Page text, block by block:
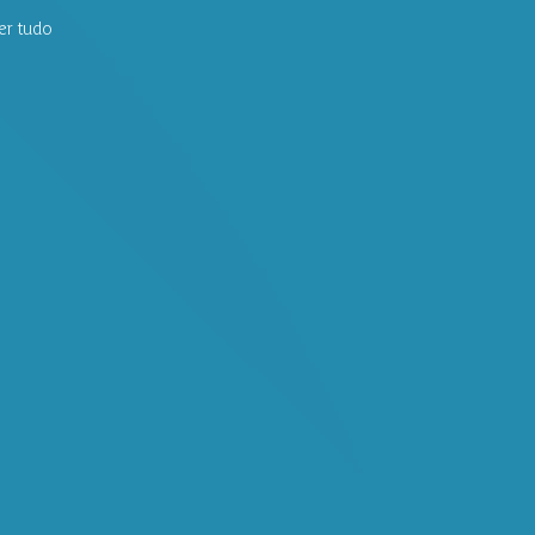
tudo